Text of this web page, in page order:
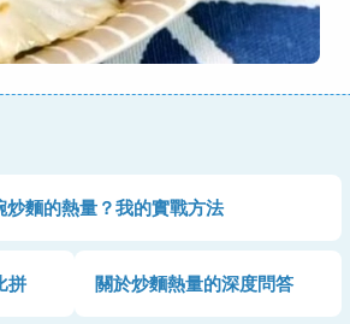
炒麵的熱量？我的實戰方法
拼 關於炒麵熱量的深度問答